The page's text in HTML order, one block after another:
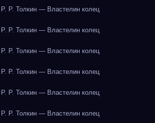
Р. Толкин — Властелин колец
Р. Толкин — Властелин колец
Р. Толкин — Властелин колец
Р. Толкин — Властелин колец
Р. Толкин — Властелин колец
Р. Толкин — Властелин колец